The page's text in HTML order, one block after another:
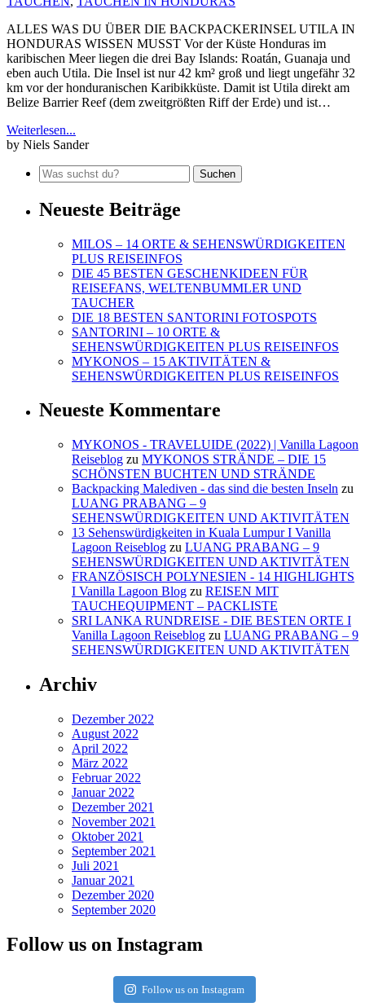
ALLES WAS DU ÜBER DIE BACKPACKERINSEL UTILA IN
HONDURAS WISSEN MUSST Vor der Küste Honduras im
karibischen Meer liegen die drei Bay Islands: Roatán, Guanaja und
eben auch Utila. Die Insel ist nur 42 km² groß und liegt ungefähr 32
km vor der honduranischen Karibikküste. Damit ist Utila direkt am
Belize Barrier Reef (dem zweitgrößten Riff der Erde) und ist…
Weiterlesen...
by Niels Sander
Neueste Beiträge
MILOS – 14 ORTE & SEHENSWÜRDIGKEITEN
PLUS REISEINFOS
DIE 45 BESTEN GESCHENKIDEEN FÜR
REISEFANS, WELTENBUMMLER UND
TAUCHER
DIE 18 BESTEN SANTORINI FOTOSPOTS
SANTORINI – 10 ORTE &
SEHENSWÜRDIGKEITEN PLUS REISEINFOS
MYKONOS – 15 AKTIVITÄTEN &
SEHENSWÜRDIGKEITEN PLUS REISEINFOS
Neueste Kommentare
MYKONOS - TRAVELUIDE (2022) | Vanilla Lagoon
Reiseblog zu MYKONOS STRÄNDE – DIE 15
SCHÖNSTEN BUCHTEN UND STRÄNDE
Backpacking Malediven - das sind die besten Inseln zu
LUANG PRABANG – 9
SEHENSWÜRDIGKEITEN UND AKTIVITÄTEN
13 Sehenswürdigkeiten in Kuala Lumpur I Vanilla
Lagoon Reiseblog zu LUANG PRABANG – 9
SEHENSWÜRDIGKEITEN UND AKTIVITÄTEN
FRANZÖSISCH POLYNESIEN - 14 HIGHLIGHTS
I Vanilla Lagoon Blog zu REISEN MIT
TAUCHEQUIPMENT – PACKLISTE
SRI LANKA RUNDREISE - DIE BESTEN ORTE I
Vanilla Lagoon Reiseblog zu LUANG PRABANG – 9
SEHENSWÜRDIGKEITEN UND AKTIVITÄTEN
Archiv
Dezember 2022
August 2022
April 2022
März 2022
Februar 2022
Januar 2022
Dezember 2021
November 2021
Oktober 2021
September 2021
Juli 2021
Januar 2021
Dezember 2020
September 2020
Follow us on Instagram
Follow us on Instagram